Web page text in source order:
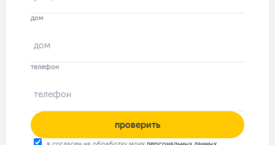
дом
телефон
проверить